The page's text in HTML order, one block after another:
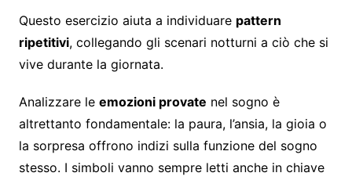
Questo esercizio aiuta a individuare pattern
ripetitivi, collegando gli scenari notturni a ciò che si
vive durante la giornata.
Analizzare le emozioni provate nel sogno è
altrettanto fondamentale: la paura, l’ansia, la gioia o
la sorpresa offrono indizi sulla funzione del sogno
stesso. I simboli vanno sempre letti anche in chiave